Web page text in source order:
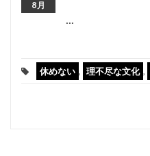
8月
...
休めない , 理不尽な文化 ,